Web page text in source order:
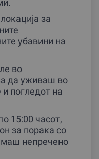
за
убавини на
во
да уживаш во
и погледот на
15:00 часот,
за порака со
непречено